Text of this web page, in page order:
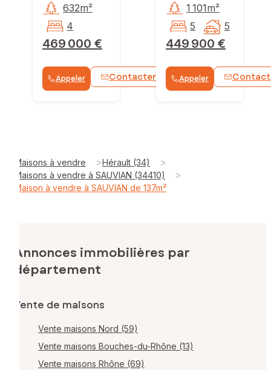
469 000 €
632m²
4
Appeler Contacter WhatsApp
449 900 €
1 101m²
5
5
Appeler
Maisons à vendre >Hérault (34) >
Maisons à vendre à SAUVIAN (34410) >
Maison à vendre à SAUVIAN de 137m²
Annonces immobilières par
département
Vente de maisons
Vente maisons Nord (59)
Vente maisons Bouches-du-Rhône (13)
Vente maisons Rhône (69)